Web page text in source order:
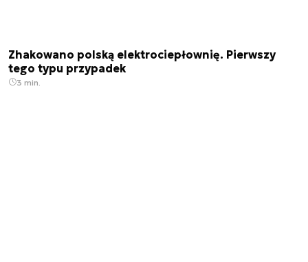
Zhakowano polską elektrociepłownię. Pierwszy
tego typu przypadek
3 min.